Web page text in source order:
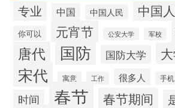
专业 中国 中国人民 中国
你可以 元宵节 公安大学 军校
唐代 国防 国防大学
宋代 寓意 工作 很多人 手机
时间 春节 春节期间